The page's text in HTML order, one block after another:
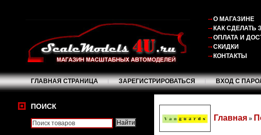
О МАГАЗИНЕ
КАК СДЕЛАТЬ
ОПЛАТА И
СКИДКИ
КОНТАКТЫ
ГЛАВНАЯ СТРАНИЦА ЗАРЕГИСТРИРОВАТЬСЯ ВХОД С
ПОИСК
Главная »